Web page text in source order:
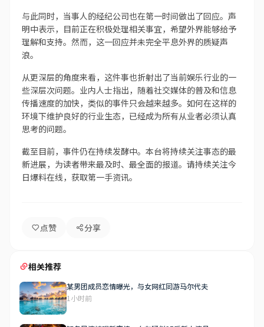
与此同时，当事人的经纪公司也在第一时间做出了回应。声
明中表示，目前正在积极处理相关事宜，希望外界能够给予
理解和支持。然而，这一回应并未完全平息外界的质疑声
浪。
从更深层的角度来看，这件事也折射出了当前娱乐行业的一
些深层次问题。业内人士指出，随着社交媒体的普及和信息
传播速度的加快，类似的事件只会越来越多。如何在这样的
环境下维护良好的行业生态，已经成为所有从业者必须认真
思考的问题。
截至目前，事件仍在持续发酵中。本台将持续关注事态的最
新进展，为读者带来最及时、最全面的报道。请持续关注今
日爆料在线，获取第一手资讯。
点赞 分享
相关推荐
某男团成员恋情曝光，与女网红同游马尔代夫
1小时前